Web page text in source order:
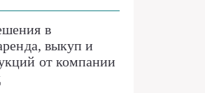
в
выкуп и
от компании